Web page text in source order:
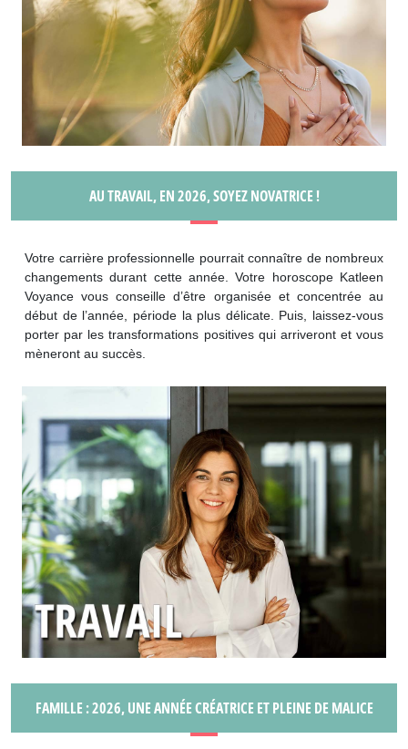
AU TRAVAIL, EN 2026, SOYEZ NOVATRICE !
Votre carrière professionnelle pourrait connaître de nombreux
changements durant cette année. Votre horoscope Katleen
Voyance vous conseille d’être organisée et concentrée au
début de l’année, période la plus délicate. Puis, laissez-vous
porter par les transformations positives qui arriveront et vous
mèneront au succès.
FAMILLE : 2026, UNE ANNÉE CRÉATRICE ET PLEINE DE MALICE